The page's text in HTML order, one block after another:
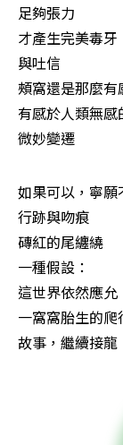
足夠張力
才產生完美毒牙
與吐信
頰窩還是那麼有
有感於人類無感
微妙變遷
如果可以，寧願
行跡與吻痕
磚紅的尾纏繞
一種假設：
這世界依然應允
一窩窩胎生的爬
故事，繼續接龍